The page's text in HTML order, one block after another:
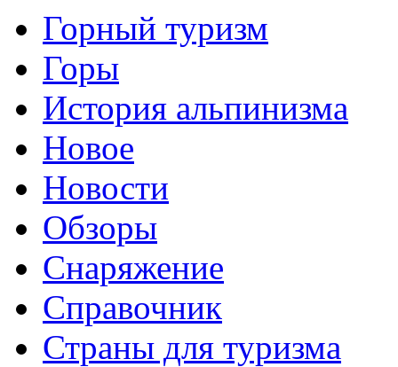
Горный туризм
Горы
История альпинизма
Новое
Новости
Обзоры
Снаряжение
Справочник
Страны для туризма